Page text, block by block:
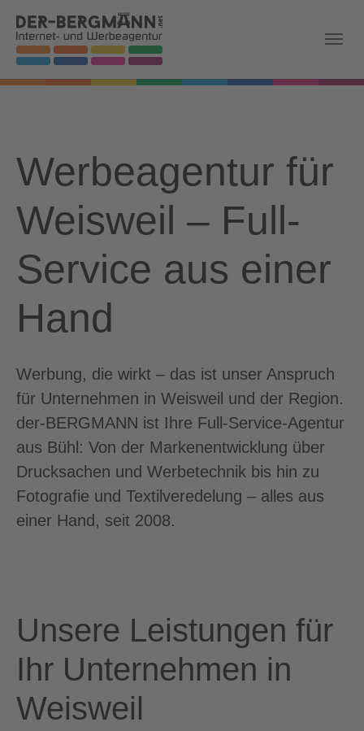
Skip to main navigation
Zum Hauptinhalt springen
Skip to page footer
Werbeagentur für
Weisweil – Full-
Service aus einer
Hand
Werbung, die wirkt – das ist unser Anspruch
für Unternehmen in Weisweil und der Region.
der-BERGMANN ist Ihre Full-Service-Agentur
aus Bühl: Von der Markenentwicklung über
Drucksachen und Werbetechnik bis hin zu
Fotografie und Textilveredelung – alles aus
einer Hand, seit 2008.
Unsere Leistungen für
Ihr Unternehmen in
Weisweil